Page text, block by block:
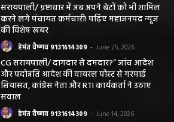
सरायपाली/ भ्रष्टाचार में अब अपने बेटों को भी शामिल
करने लगे पंचायत कर्मचारी! पढ़िए महाजनपद न्यूज
की विशेष खबर
हेमंत वैष्णव 9131614309 - June 25, 2026
CG सरायपाली/ दागदार से दमदार?” जांच आदेश
और पदोन्नति आदेश की वायरल पोस्ट से गरमाई
सियासत, कांग्रेस नेता और RTI कार्यकर्ता ने उठाए
सवाल
हेमंत वैष्णव 9131614309 - June 14, 2026